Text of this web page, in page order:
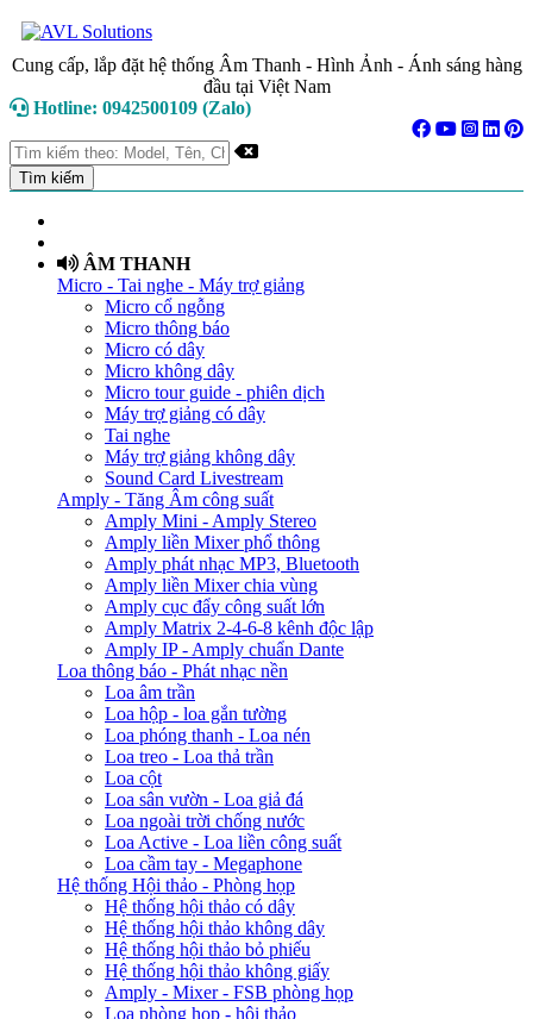
Cung cấp, lắp đặt hệ thống Âm Thanh - Hình Ảnh - Ánh sáng hàng
đầu tại Việt Nam
Hotline: 0942500109 (Zalo)
ÂM THANH
Micro - Tai nghe - Máy trợ giảng
Micro cổ ngỗng
Micro thông báo
Micro có dây
Micro không dây
Micro tour guide - phiên dịch
Máy trợ giảng có dây
Tai nghe
Máy trợ giảng không dây
Sound Card Livestream
Amply - Tăng Âm công suất
Amply Mini - Amply Stereo
Amply liền Mixer phổ thông
Amply phát nhạc MP3, Bluetooth
Amply liền Mixer chia vùng
Amply cục đẩy công suất lớn
Amply Matrix 2-4-6-8 kênh độc lập
Amply IP - Amply chuẩn Dante
Loa thông báo - Phát nhạc nền
Loa âm trần
Loa hộp - loa gắn tường
Loa phóng thanh - Loa nén
Loa treo - Loa thả trần
Loa cột
Loa sân vườn - Loa giả đá
Loa ngoài trời chống nước
Loa Active - Loa liền công suất
Loa cầm tay - Megaphone
Hệ thống Hội thảo - Phòng họp
Hệ thống hội thảo có dây
Hệ thống hội thảo không dây
Hệ thống hội thảo bỏ phiếu
Hệ thống hội thảo không giấy
Amply - Mixer - FSB phòng họp
Loa phòng họp - hội thảo